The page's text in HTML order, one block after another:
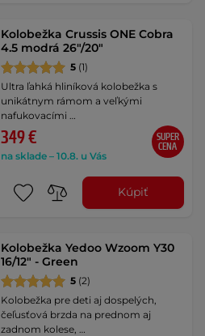
Kolobežka Crussis ONE Cobra
4.5 modrá 26"/20"
5 (1)
Ultra ľahká hliníková kolobežka s
unikátnym rámom a veľkými
nafukovacími …
349 €
na sklade – 10.8. u Vás
SUPER
CENA
Kúpiť
Kolobežka Yedoo Wzoom Y30
16/12" - Green
5 (2)
Kolobežka pre deti aj dospelých,
čeľusťová brzda na prednom aj
zadnom kolese, …